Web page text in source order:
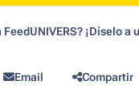
FeedUNIVERS? ¡Díselo a
Email Compartir